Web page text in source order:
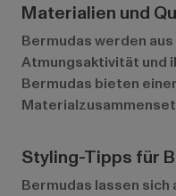
Materialien und
Bermudas werden
Atmungsaktivität und
Bermudas bieten
Styling-Tipps für
Bermudas lassen